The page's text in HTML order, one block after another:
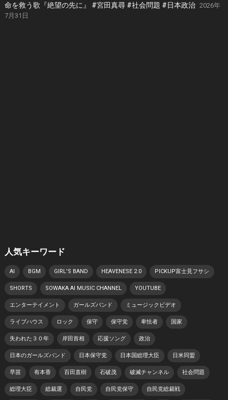
命を救う歌『絶望の先に』 #宮田真尋 #社会問題 #日本政治 2026年
7月31日
人気キーワード
AI BGM GIRL'S BAND HEAVENESE 2.0 PICKUP富士見フサシ
SHORTS SOWAKA AI MUSIC CHANNEL YOUTUBE
エンターテイメント ガールズバンド ミュージックビデオ
ライブハウス ロック 保守 保守党 卑怯者 国家
失われた３０年 岸田首相 応援ソング 政治
日本のガールズバンド 日本保守党 日本国総理大臣 日米同盟
早苗 有本香 百田直樹 石破茂 破滅チャンネル 社会問題
総理大臣 総裁選 自民党 自民党保守 自民党総裁戦